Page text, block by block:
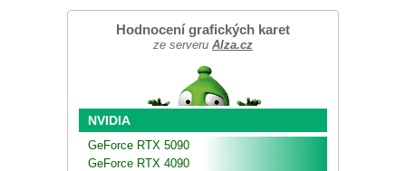
Hodnocení grafických karet
ze serveru Alza.cz
NVIDIA
GeForce RTX 5090
GeForce RTX 4090